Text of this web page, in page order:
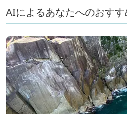
AIによるあなたへのおす